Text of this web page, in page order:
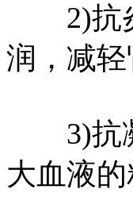
2)抗炎
润，减
3)抗凝
大血液